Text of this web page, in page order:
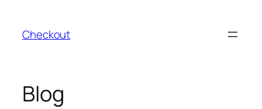
Checkout
Blog